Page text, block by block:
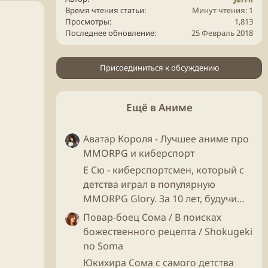
Время чтения статьи
Минут чтения: 1
Просмотры
1,813
Последнее обновление
25 Февраль 2018
Присоединиться к обсуждению
Ещё в Аниме
Аватар Короля - Лучшее аниме про
MMORPG и киберспорт
Е Сю - киберспортсмен, который с
детства играл в популярную
MMORPG Glory. За 10 лет, будучи...
Повар-боец Сома / В поисках
божественного рецепта / Shokugeki
no Soma
Юкихира Сома с самого детства